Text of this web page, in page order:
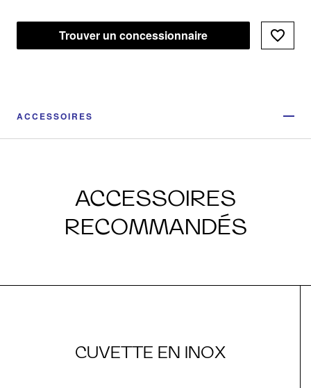
Trouver un concessionnaire
ACCESSOIRES
ACCESSOIRES
RECOMMANDÉS
CUVETTE EN INOX